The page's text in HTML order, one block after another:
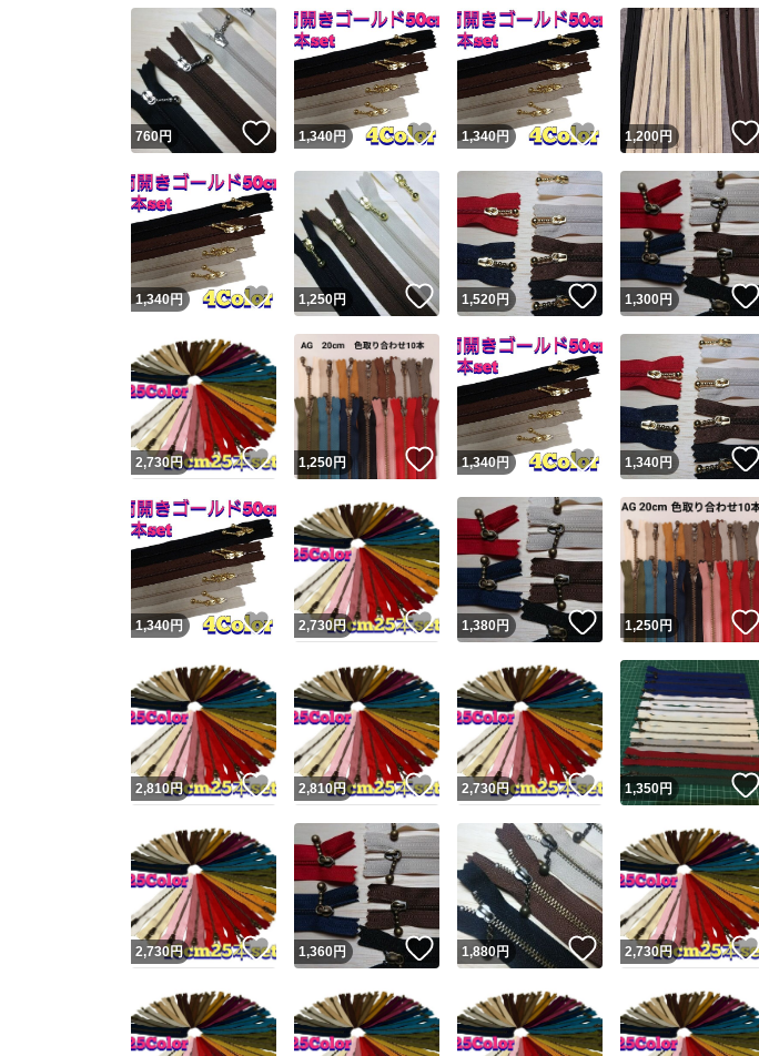
760円 いいね！
1,340円 いいね！
1,340円 いいね！
1,200円
1,340円 いいね！
1,250円 いいね！
1,520円 いいね！
1,300円
2,730円 いいね！
1,250円 いいね！
1,340円 いいね！
1,340円
1,340円 いいね！
2,730円 いいね！
1,380円 いいね！
1,250円
2,810円 いいね！
2,810円 いいね！
2,730円 いいね！
1,350円
2,730円 いいね！
1,360円 いいね！
1,880円 いいね！
2,730円